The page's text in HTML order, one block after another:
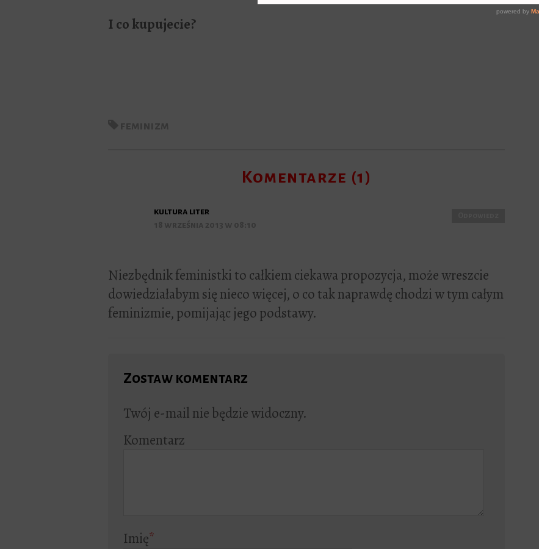
I co kupujecie?
Komentarze (1)
kultura liter
Niezbędnik feministki to całkiem ciekawa propozycja, może wreszcie
dowiedziałabym się nieco więcej, o co tak naprawdę chodzi w tym całym
feminizmie, pomijając jego podstawy.
Zostaw komentarz
Twój e-mail nie będzie widoczny.
Komentarz
Imię*